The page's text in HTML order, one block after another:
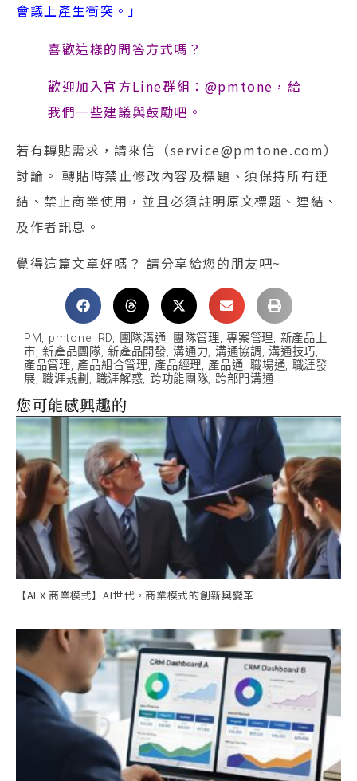
會議上產生衝突。」
喜歡這樣的問答方式嗎？
歡迎加入官方Line群組：@pmtone，給
我們一些建議與鼓勵吧。
若有轉貼需求，請來信（service@pmtone.com）
討論。 轉貼時禁止修改內容及標題、須保持所有連
結、禁止商業使用，並且必須註明原文標題、連結、
及作者訊息。
覺得這篇文章好嗎？ 請分享給您的朋友吧~
PM, pmtone, RD, 團隊溝通, 團隊管理,專案管理, 新產品上
市,新產品團隊,新產品開發,溝通力, 溝通協調,溝通技巧,
產品管理, 產品組合管理, 產品經理, 產品通,職場通, 職涯發
展,職涯規劃 , 職涯解惑, 跨功能團隊, 跨部門溝通
您可能感興趣的
【AI X 商業模式】AI世代，商業模式的創新與變革